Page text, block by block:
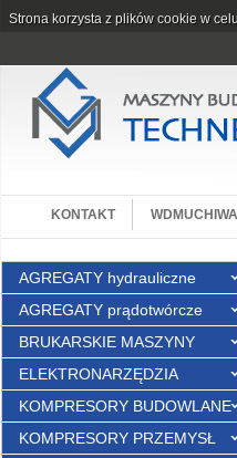
KONTAKT
AGREGATY hydrauliczne
AGREGATY prądotwórcze
BRUKARSKIE MASZYNY
ELEKTRONARZĘDZIA
KOMPRESORY BUDOWLANE
KOMPRESORY PRZEMYSŁ
Strona korzysta z plików cookie w